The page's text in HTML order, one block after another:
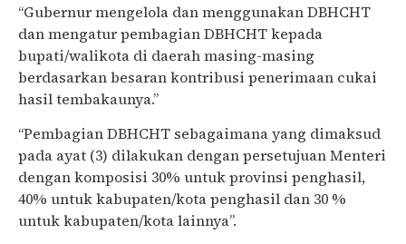
“Gubernur mengelola dan menggunakan DBHCHT
dan mengatur pembagian DBHCHT kepada
bupati/walikota di daerah masing-masing
berdasarkan besaran kontribusi penerimaan cukai
hasil tembakaunya.”
“Pembagian DBHCHT sebagaimana yang dimaksud
pada ayat (3) dilakukan dengan persetujuan Menteri
dengan komposisi 30% untuk provinsi penghasil,
40% untuk kabupaten/kota penghasil dan 30 %
untuk kabupaten/kota lainnya”.